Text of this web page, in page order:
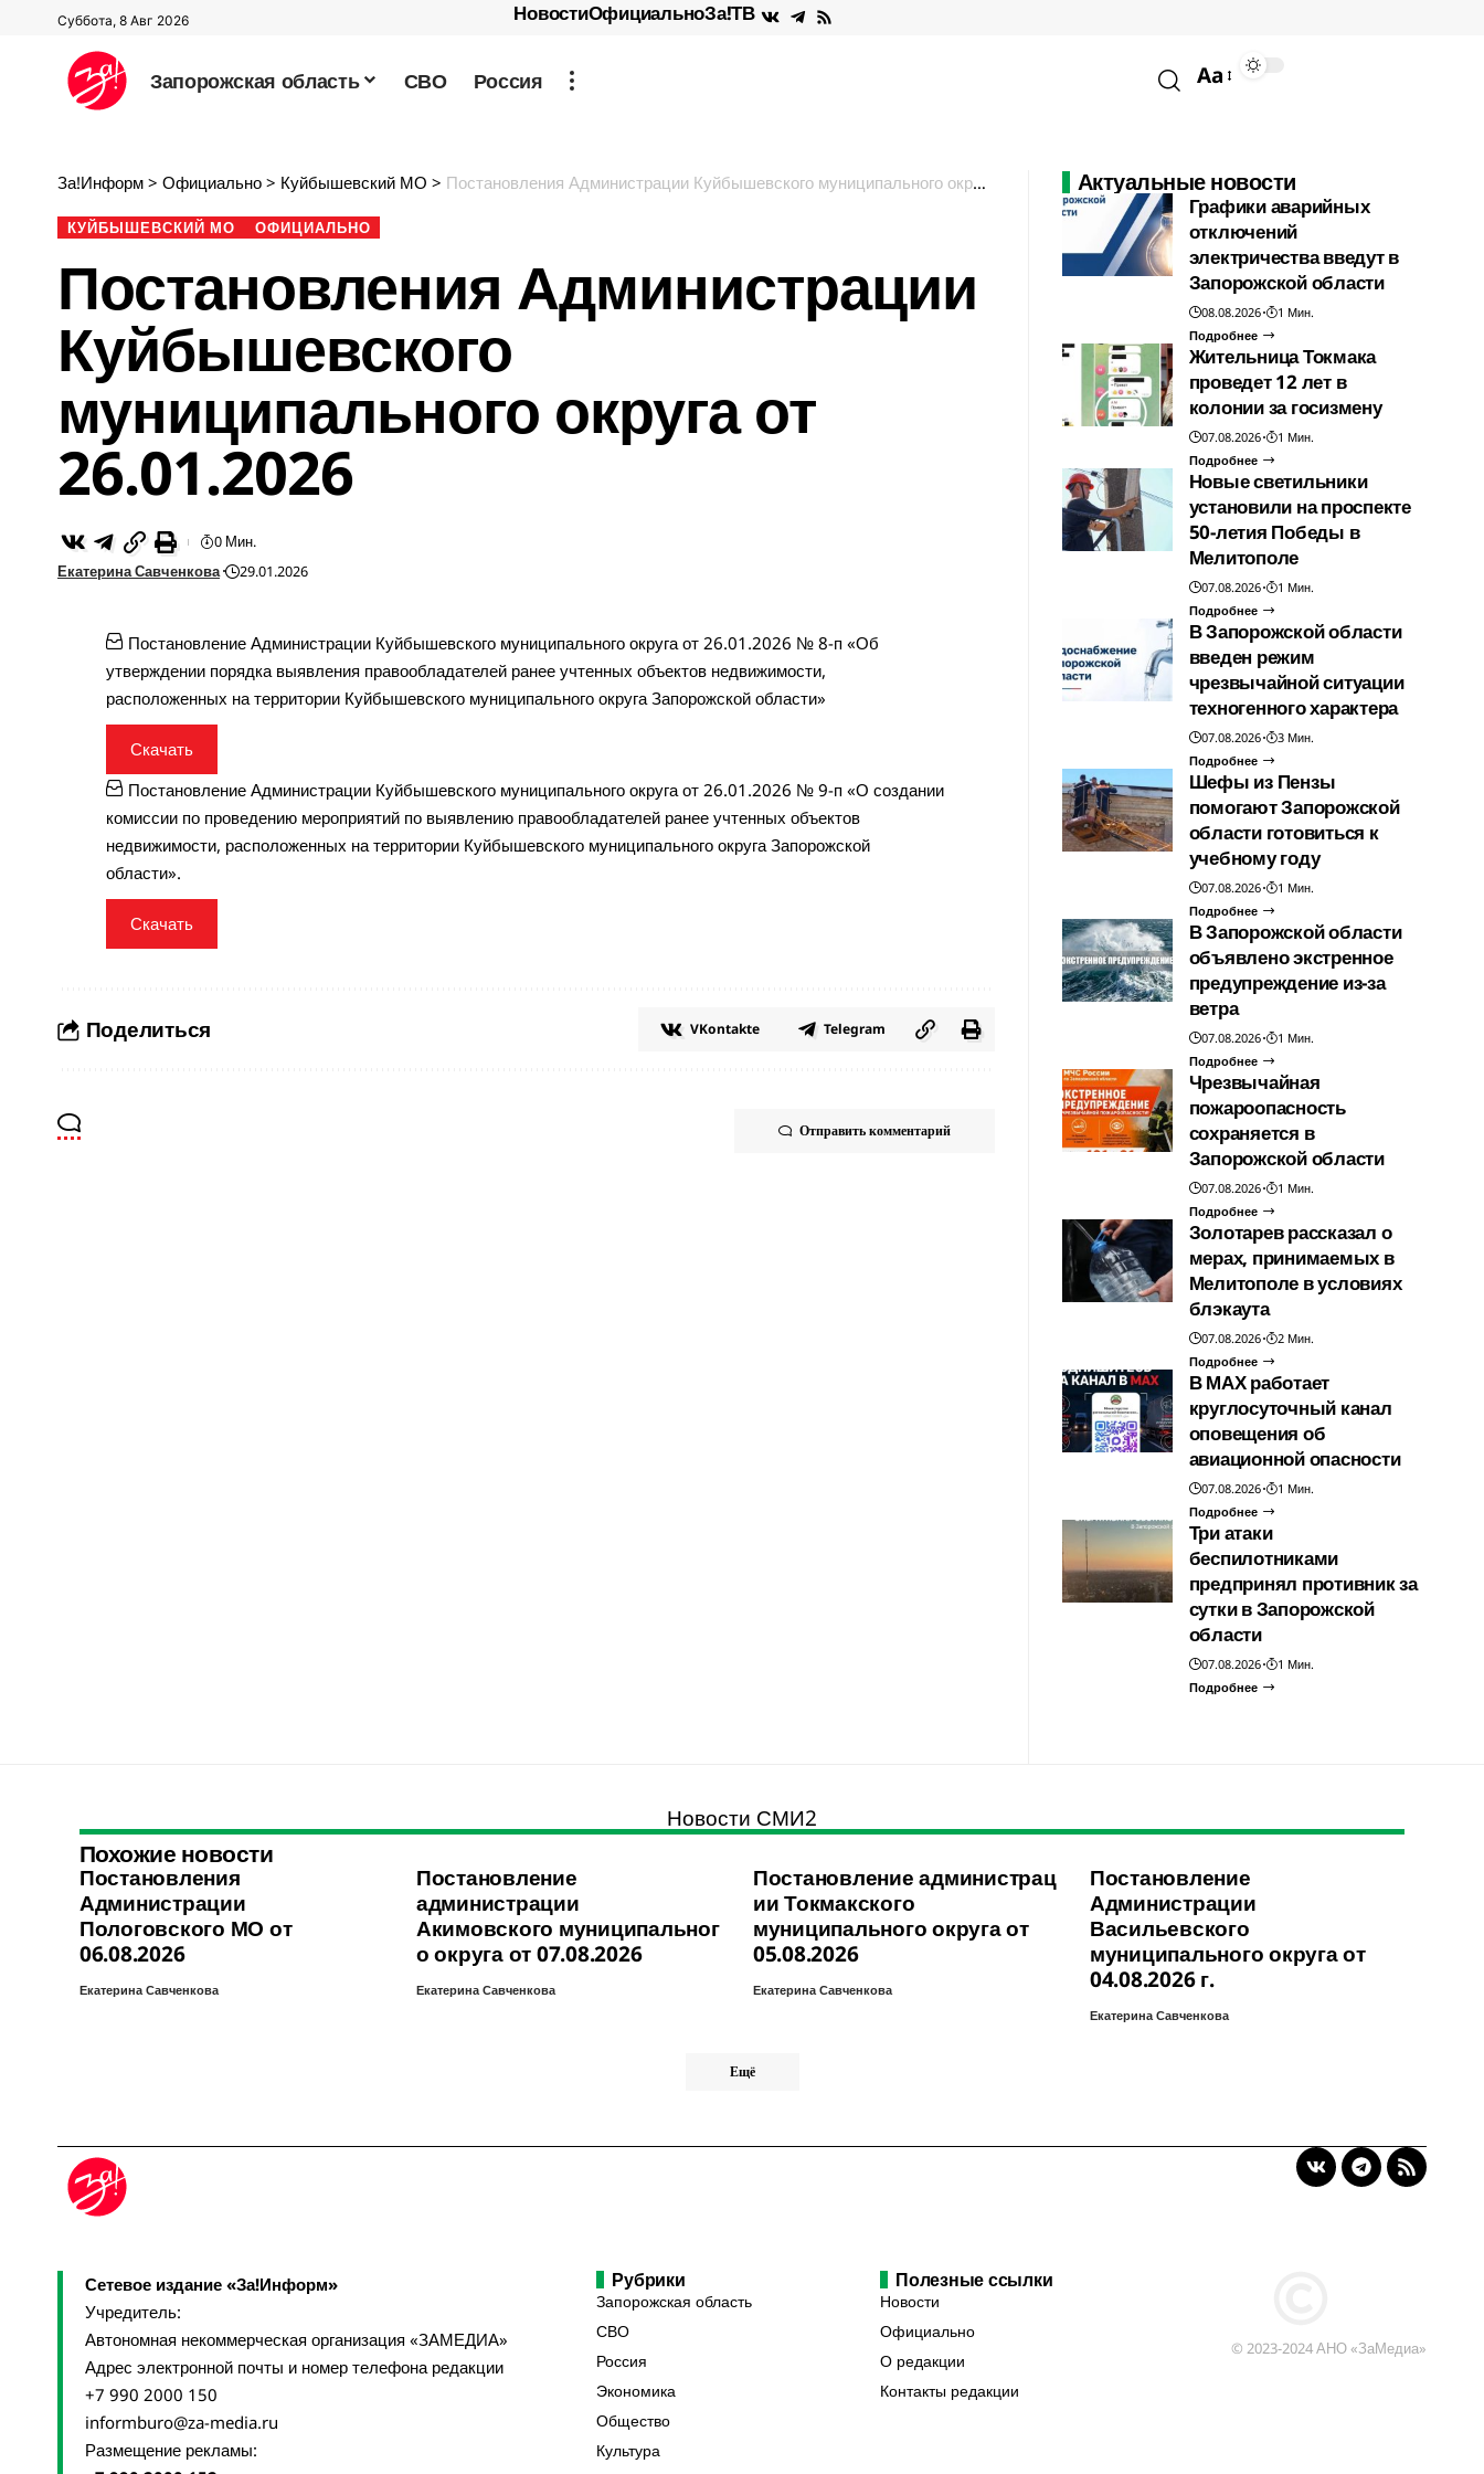
Суббота, 8 Авг 2026 НовостиОфициальноЗа!ТВ
Запорожская область СВО Россия Aa
За!Информ > Официально > Куйбышевский МО > Постановления Администрации Куйбышевского муниципального округа от 26.01.2026
КУЙБЫШЕВСКИЙ МО ОФИЦИАЛЬНО
Постановления Администрации
Куйбышевского
муниципального округа от
26.01.2026
Екатерина Савченкова 29.01.2026
0 Мин.
Постановление Администрации Куйбышевского муниципального округа от 26.01.2026 № 8-п «Об
утверждении порядка выявления правообладателей ранее учтенных объектов недвижимости,
расположенных на территории Куйбышевского муниципального округа Запорожской области»
Скачать
Постановление Администрации Куйбышевского муниципального округа от 26.01.2026 № 9-п «О создании
комиссии по проведению мероприятий по выявлению правообладателей ранее учтенных объектов
недвижимости, расположенных на территории Куйбышевского муниципального округа Запорожской
области».
Скачать
Поделиться VKontakte Telegram
Отправить комментарий
Актуальные новости
Графики аварийных
отключений
электричества введут в
Запорожской области
08.08.2026
1 Мин.
Подробнее
Жительница Токмака
проведет 12 лет в
колонии за госизмену
07.08.2026
1 Мин.
Подробнее
Новые светильники
установили на проспекте
50-летия Победы в
Мелитополе
07.08.2026
1 Мин.
Подробнее
В Запорожской области
введен режим
чрезвычайной ситуации
техногенного характера
07.08.2026
3 Мин.
Подробнее
Шефы из Пензы
помогают Запорожской
области готовиться к
учебному году
07.08.2026
1 Мин.
Подробнее
В Запорожской области
объявлено экстренное
предупреждение из-за
ветра
07.08.2026
1 Мин.
Подробнее
Чрезвычайная
пожароопасность
сохраняется в
Запорожской области
07.08.2026
1 Мин.
Подробнее
Золотарев рассказал о
мерах, принимаемых в
Мелитополе в условиях
блэкаута
07.08.2026
2 Мин.
Подробнее
В МАХ работает
круглосуточный канал
оповещения об
авиационной опасности
07.08.2026
1 Мин.
Подробнее
Три атаки
беспилотниками
предпринял противник за
сутки в Запорожской
области
07.08.2026
1 Мин.
Подробнее
Новости СМИ2
Похожие новости
Постановления
Администрации
Пологовского МО от
06.08.2026
Екатерина Савченкова
Постановление
администрации
Акимовского муниципальног
о округа от 07.08.2026
Екатерина Савченкова
Постановление администрац
ии Токмакского
муниципального округа от
05.08.2026
Екатерина Савченкова
Постановление
Администрации
Васильевского
муниципального округа от
04.08.2026 г.
Екатерина Савченкова
Ещё
Сетевое издание «За!Информ»
Учредитель:
Автономная некоммерческая организация «ЗАМЕДИА»
Адрес электронной почты и номер телефона редакции
+7 990 2000 150
informburo@za-media.ru
Размещение рекламы:
Рубрики
Запорожская область
СВО
Россия
Экономика
Общество
Культура
Полезные ссылки
Новости
Официально
О редакции
Контакты редакции
© 2023-2024 АНО «ЗаМедиа»